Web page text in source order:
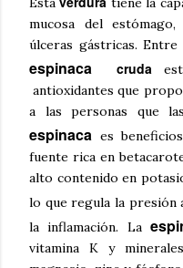
mucosa del
úlceras gástricas.
espinaca cruda
antioxidantes que
a las personas que
espinaca es
fuente rica en
alto contenido en
lo que regula la
la inflamación. La
vitamina K y